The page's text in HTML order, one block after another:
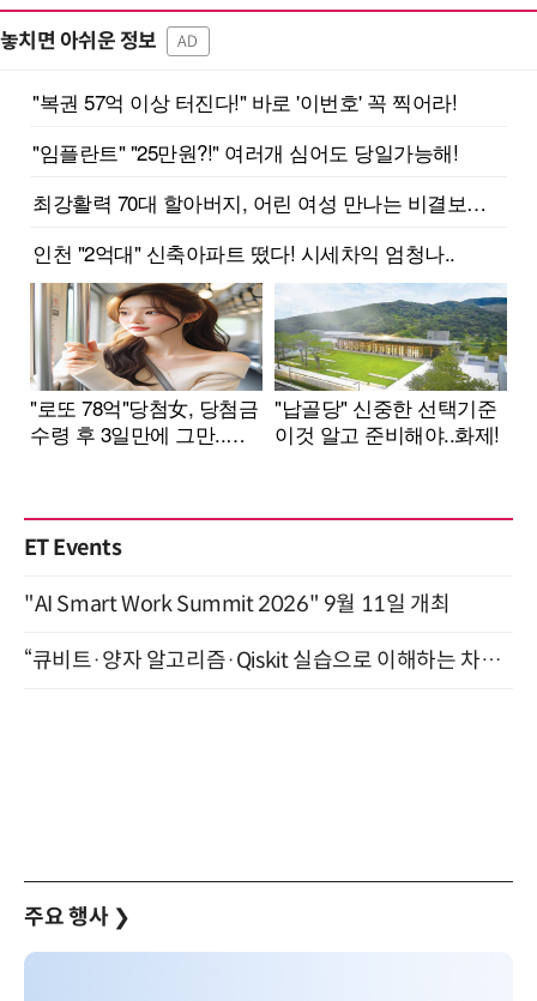
놓치면 아쉬운 정보 AD
ET Events
"AI Smart Work Summit 2026" 9월 11일 개최
“큐비트·양자 알고리즘·Qiskit 실습으로 이해하는 차세대 컴퓨팅” (8/28)
주요 행사 ❯